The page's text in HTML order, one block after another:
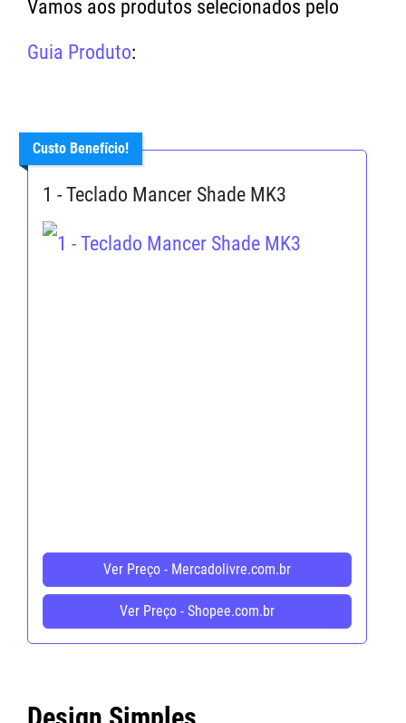
Vamos aos produtos selecionados pelo
Guia Produto:
Custo Benefício!
1 - Teclado Mancer Shade MK3
Ver Preço - Mercadolivre.com.br
Ver Preço - Shopee.com.br